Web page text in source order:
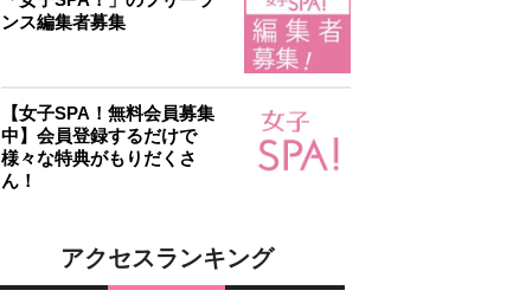
ンス編集者募集
【女子SPA！無料会員募集
中】会員登録するだけで
様々な特典がもりだくさ
ん！
アクセスランキング